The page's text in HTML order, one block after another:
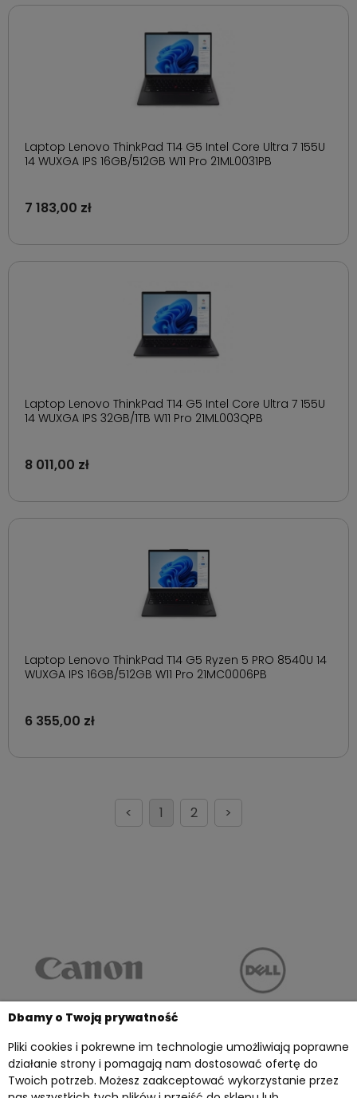
Laptop Lenovo ThinkPad T14 G5 Intel Core Ultra 7 155U
14 WUXGA IPS 16GB/512GB W11 Pro 21ML0031PB
7 183,00 zł
Laptop Lenovo ThinkPad T14 G5 Intel Core Ultra 7 155U
14 WUXGA IPS 32GB/1TB W11 Pro 21ML003QPB
8 011,00 zł
Laptop Lenovo ThinkPad T14 G5 Ryzen 5 PRO 8540U 14
WUXGA IPS 16GB/512GB W11 Pro 21MC0006PB
6 355,00 zł
< 1 2 >
Dbamy o Twoją prywatność
Pliki cookies i pokrewne im technologie umożliwiają poprawne
działanie strony i pomagają nam dostosować ofertę do
Twoich potrzeb. Możesz zaakceptować wykorzystanie przez